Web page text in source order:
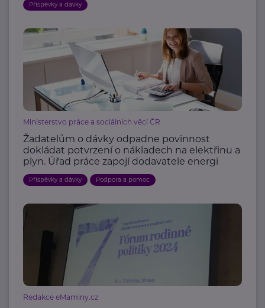
Příspěvky a dávky
Ministerstvo práce a sociálních věcí ČR
Žadatelům o dávky odpadne povinnost
dokládat potvrzení o nákladech na elektřinu a
plyn. Úřad práce zapojí dodavatele energi
Příspěvky a dávky Podpora a pomoc
Redakce eMaminy.cz